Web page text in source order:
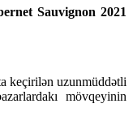
Sauvignon 2021
keçirilən uzunmüddətli
mövqeyinin